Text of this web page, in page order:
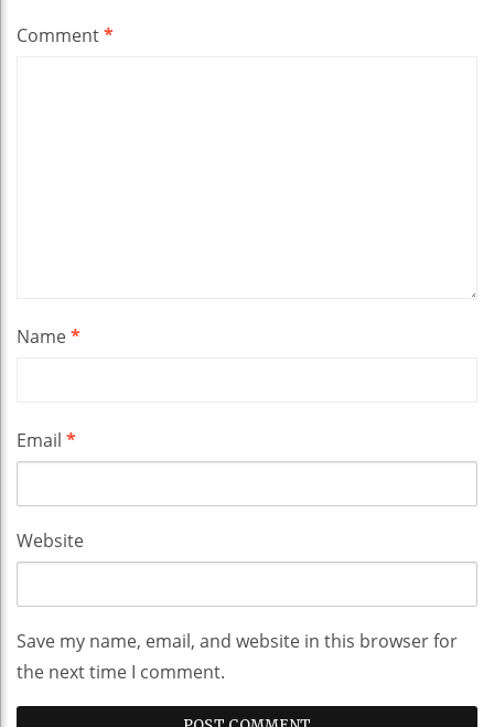
Comment*
Name*
Email *
Website
Save my name, email, and website in this browser for
the next time I comment.